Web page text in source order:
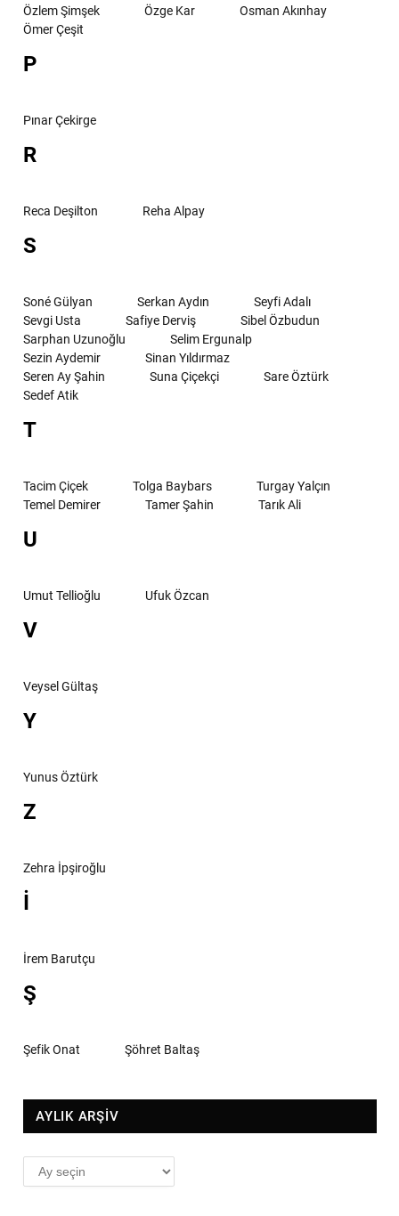
Özlem Şimşek
Özge Kar
Osman Akınhay
Ömer Çeşit
P
Pınar Çekirge
R
Reca Deşilton Reha Alpay
S
Soné Gülyan Serkan Aydın
Seyfi Adalı
Sevgi Usta
Safiye Derviş
Sibel Özbudun
Sarphan Uzunoğlu
Selim Ergunalp
Sezin Aydemir
Sinan Yıldırmaz
Seren Ay Şahin
Suna Çiçekçi
Sare Öztürk
Sedef Atik
T
Tacim Çiçek Tolga Baybars
Turgay Yalçın
Temel Demirer
Tamer Şahin Tarık Ali
U
Umut Tellioğlu Ufuk Özcan
V
Veysel Gültaş
Y
Yunus Öztürk
Z
Zehra İpşiroğlu
İ
İrem Barutçu
Ş
Şefik Onat Şöhret Baltaş
AYLIK ARŞİV
AYLIK
ARŞİV